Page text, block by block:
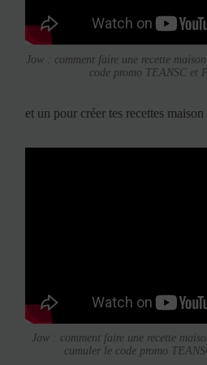
Jow : comment faire une recette
code promo TEANSC et
et un pour créer tes recettes
Jow : comment faire une recette
cumuler le code promo